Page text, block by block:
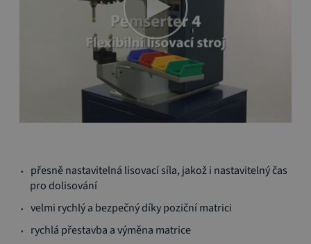
na
začátek
galerie
obrázky
přesně nastavitelná lisovací síla, jakož i nastavitelný čas
pro dolisování
velmi rychlý a bezpečný díky poziční matrici
rychlá přestavba a výměna matrice